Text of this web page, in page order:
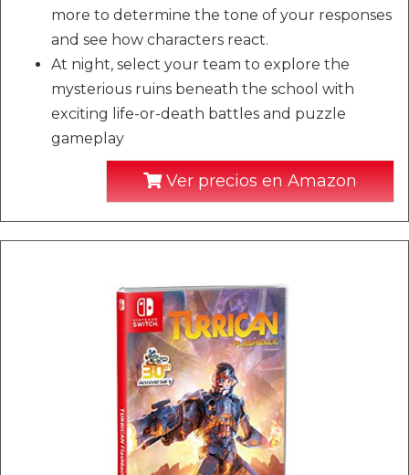
more to determine the tone of your responses
and see how characters react.
At night, select your team to explore the
mysterious ruins beneath the school with
exciting life-or-death battles and puzzle
gameplay
Ver precios en Amazon